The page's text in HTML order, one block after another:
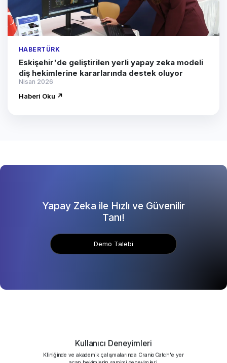
HABERTÜRK
Eskişehir'de geliştirilen yerli yapay zeka modeli
diş hekimlerine kararlarında destek oluyor
Nisan 2026
Haberi Oku ↗
Yapay Zeka ile Hızlı ve Güvenilir
Tanı!
Demo Talebi
Kullanıcı Deneyimleri
Kliniğinde ve akademik çalışmalarında CranioCatch'e yer